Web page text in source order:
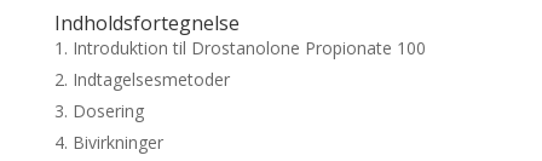
Indholdsfortegnelse
Introduktion til Drostanolone Propionate 100
Indtagelsesmetoder
Dosering
Bivirkninger